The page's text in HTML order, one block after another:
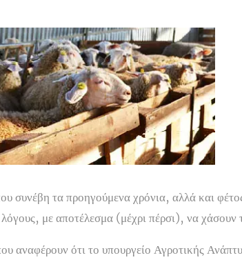
συνέβη τα προηγούμενα χρόνια, αλλά και
με αποτέλεσμα (μέχρι πέρσι), να χάσουν
αναφέρουν ότι το υπουργείο Αγροτικής